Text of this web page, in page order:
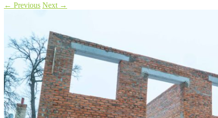
← Previous Next →